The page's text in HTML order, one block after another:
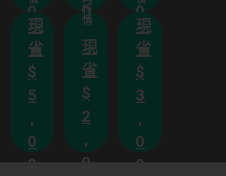
0
0
0
元
全
位
水
管
水
龍
頭
健
檢
水
現
省
$
5
,
0
0
霉
、
換
新
色
簡
單
帶
你
手
把
0
0
0
元
超
完
整
桶
解
析
水
箱
行
情
現
省
$
2
,
0
自
己
顧
更
換
門
沒
有
那
麼
難
0
0
0
元
把
手
燈
、
座
更
換
教
學
更
換
插
現
省
$
3
,
0
0
戰
經
一
學
會
手
工
具
、